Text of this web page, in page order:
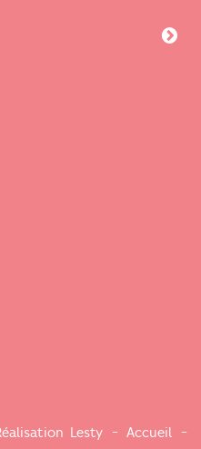
Lesty - Accueil
-